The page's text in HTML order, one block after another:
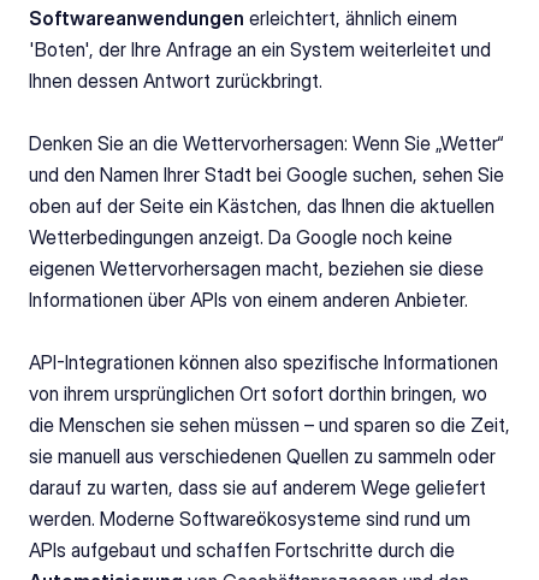
Softwareanwendungen erleichtert, ähnlich einem
'Boten', der Ihre Anfrage an ein System weiterleitet und
Ihnen dessen Antwort zurückbringt.
Denken Sie an die Wettervorhersagen: Wenn Sie „Wetter“
und den Namen Ihrer Stadt bei Google suchen, sehen Sie
oben auf der Seite ein Kästchen, das Ihnen die aktuellen
Wetterbedingungen anzeigt. Da Google noch keine
eigenen Wettervorhersagen macht, beziehen sie diese
Informationen über APIs von einem anderen Anbieter.
API-Integrationen können also spezifische Informationen
von ihrem ursprünglichen Ort sofort dorthin bringen, wo
die Menschen sie sehen müssen – und sparen so die Zeit,
sie manuell aus verschiedenen Quellen zu sammeln oder
darauf zu warten, dass sie auf anderem Wege geliefert
werden. Moderne Softwareökosysteme sind rund um